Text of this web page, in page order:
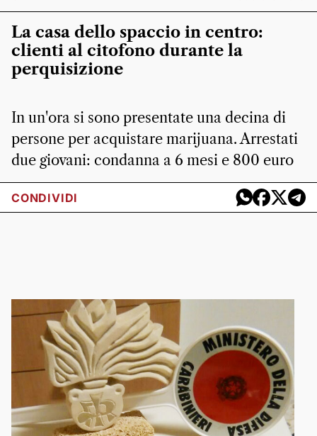
La casa dello spaccio in centro:
clienti al citofono durante la
perquisizione
In un'ora si sono presentate una decina di
persone per acquistare marijuana. Arrestati
due giovani: condanna a 6 mesi e 800 euro
CONDIVIDI